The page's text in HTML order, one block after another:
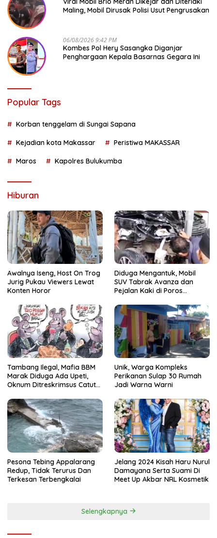
Maling, Mobil Dirusak Polisi Usut Pengrusakan
06/08/2026 9:42 PM
Kombes Pol Hery Sasangka Diganjar
Penghargaan Kepala Basarnas Gegara Ini
Popular Tags
Korban tenggelam di Sungai Sapana
Kejadian kota Makassar Peristiwa MAKASSAR
Maros Kapolres Bulukumba
Hiburan
Awalnya Iseng, Host On Trog
Jurig Pukau Viewers Lewat
Konten Horor
Diduga Mengantuk, Mobil
SUV Tabrak Avanza dan
Pejalan Kaki di Poros
Tambang Ilegal, Mafia BBM
Marak Diduga Ada Upeti,
Oknum Ditreskrimsus Catut
Unik, Warga Kompleks
Perikanan Sulap 30 Rumah
Jadi Warna Warni
Pesona Tebing Appalarang
Redup, Tidak Terurus Dan
Terkesan Terbengkalai
Jelang 2024 Kisah Haru Nurul
Damayana Serta Suami Di
Meet Up Akbar NRL Kosmetik
Selengkapnya